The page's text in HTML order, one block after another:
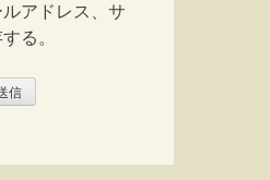
アドレス、サ
る。